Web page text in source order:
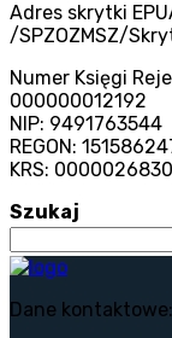
Adres skrytki
/SPZOZMSZ/
Numer Księgi
000000012192
NIP: 9491763544
REGON:
KRS: 0000026830
Szukaj
Dane kontaktowe: